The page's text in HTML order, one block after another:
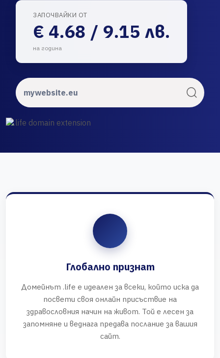
ЗАПОЧВАЙКИ ОТ
€ 4.68 / 9.15 лв.
на година
Глобално признат
Домейнът .life е идеален за всеки, който иска да
посвети своя онлайн присъствие на
здравословния начин на живот. Той е лесен за
запомняне и веднага предава послание за вашия
сайт.